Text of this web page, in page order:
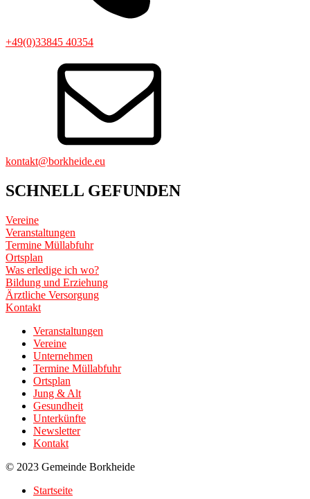
+49(0)33845 40354
kontakt@borkheide.eu
SCHNELL GEFUNDEN
Vereine
Veranstaltungen
Termine Müllabfuhr
Ortsplan
Was erledige ich wo?
Bildung und Erziehung
Ärztliche Versorgung
Kontakt
Veranstaltungen
Vereine
Unternehmen
Termine Müllabfuhr
Ortsplan
Jung & Alt
Gesundheit
Unterkünfte
Newsletter
Kontakt
© 2023 Gemeinde Borkheide
Startseite